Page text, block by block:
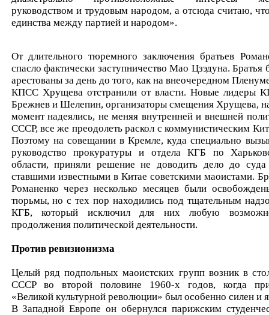
руководством и трудовым народом, а отсюда считаю,
единства между партией и народом».
От длительного тюремного заключения братьев
спасло фактически заступничество Мао Цзэдуна. Братья
арестованы за день до того, как на внеочередном
КПСС Хрущева отстранили от власти. Новые лидеры
Брежнев и Шелепин, организаторы смещения Хрущева,
момент надеялись, не меняя внутренней и внешней
СССР, все же преодолеть раскол с коммунистическим
Поэтому на совещании в Кремле, куда специально
руководство прокуратуры и отдела КГБ по
области, приняли решение не доводить дело до
ставшими известными в Китае советскими маоистами.
Романенко через несколько месяцев были
тюрьмы, но с тех пор находились под тщательным
КГБ, который исключил для них любую
продолжения политической деятельности.
Против ревизионизма
Целый ряд подпольных маоистских групп возник в
СССР во второй половине 1960-х годов, когда
«Великой культурной революции» был особенно силен и
В Западной Европе он обернулся парижским